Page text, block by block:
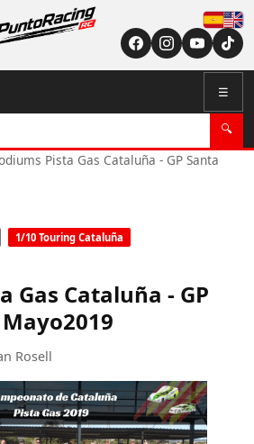
English (US /
☰
🔍
Pista Gas Cataluña - GP Santa
1/10 Touring Cataluña
Gas Cataluña - GP
Rosell